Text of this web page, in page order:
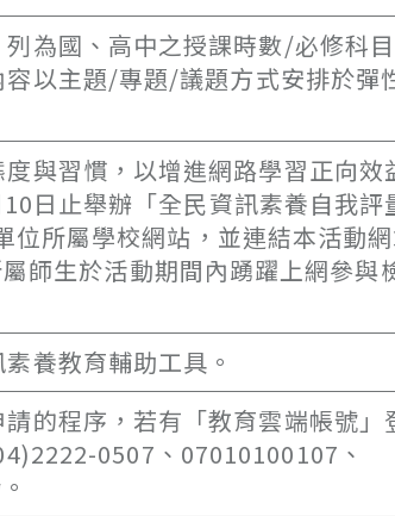
為國、高中之授課時數/必修科
以主題/專題/議題方式安排於彈
與習慣，以增進網路學習正向效
日止舉辦「全民資訊素養自我評
所屬學校網站，並連結本活動
師生於活動期間內踴躍上網參與
養教育輔助工具。
的程序，若有「教育雲端帳號」
0507、07010100107、